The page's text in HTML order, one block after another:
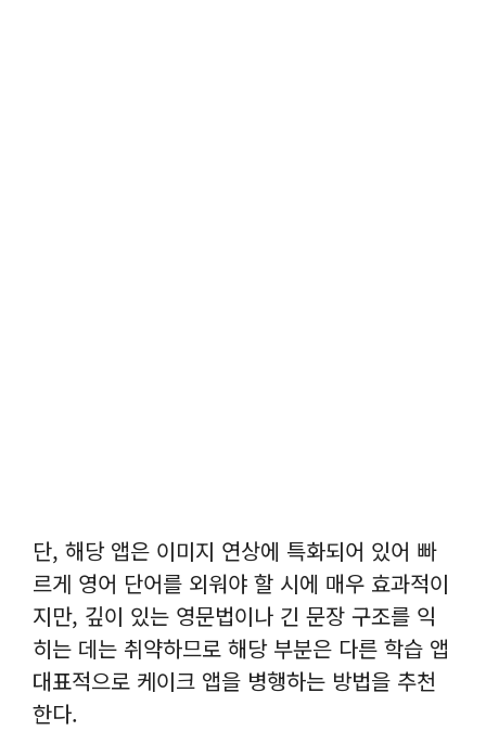
단, 해당 앱은 이미지 연상에 특화되어 있어 빠
르게 영어 단어를 외워야 할 시에 매우 효과적이
지만, 깊이 있는 영문법이나 긴 문장 구조를 익
히는 데는 취약하므로 해당 부분은 다른 학습 앱
대표적으로 케이크 앱을 병행하는 방법을 추천
한다.